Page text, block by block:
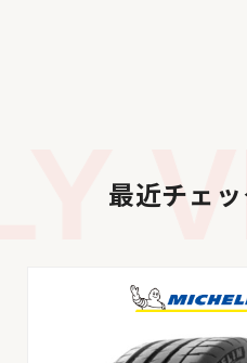
最近チェ